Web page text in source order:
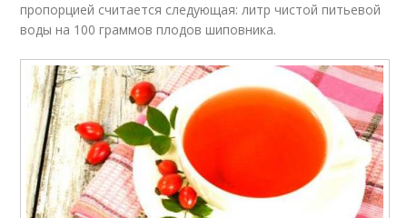
пропорцией считается следующая: литр чистой питьевой
воды на 100 граммов плодов шиповника.